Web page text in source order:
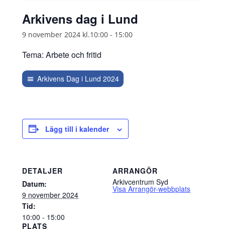
Arkivens dag i Lund
9 november 2024 kl.10:00 - 15:00
Tema: Arbete och fritid
Arkivens Dag i Lund 2024
Lägg till i kalender
DETALJER
Datum:
9 november 2024
Tid:
10:00 - 15:00
PLATS
ARRANGÖR
Arkivcentrum Syd
Visa Arrangör-webbplats